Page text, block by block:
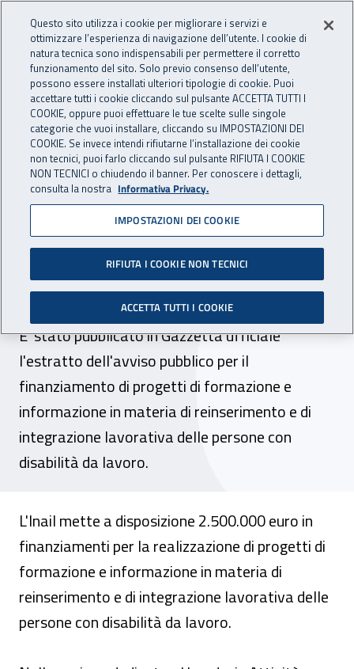
INAIL - Istituto Nazionale
Apri cerca
Navigazione principale
Navigazione - Ti trovi in:
Home Inail comunica Avvisi
Avviso pubblico per il
finanziamento di progetti di
formazione e informazione
per il reinserimento
lavorativo - edizione 2023
E' stato pubblicato in Gazzetta ufficiale
l'estratto dell'avviso pubblico per il
finanziamento di progetti di formazione e
informazione in materia di reinserimento e di
integrazione lavorativa delle persone con
disabilità da lavoro.
L'Inail mette a disposizione 2.500.000 euro in
finanziamenti per la realizzazione di progetti di
formazione e informazione in materia di
reinserimento e di integrazione lavorativa delle
persone con disabilità da lavoro.
Questo sito utilizza i cookie per migliorare i servizi e
ottimizzare l’esperienza di navigazione dell’utente. I cookie di
natura tecnica sono indispensabili per permettere il corretto
funzionamento del sito. Solo previo consenso dell’utente,
possono essere installati ulteriori tipologie di cookie. Puoi
accettare tutti i cookie cliccando sul pulsante ACCETTA TUTTI I
COOKIE, oppure puoi effettuare le tue scelte sulle singole
categorie che vuoi installare, cliccando su IMPOSTAZIONI DEI
COOKIE. Se invece intendi rifiutarne l’installazione dei cookie
non tecnici, puoi farlo cliccando sul pulsante RIFIUTA I COOKIE
NON TECNICI o chiudendo il banner. Per conoscere i dettagli,
consulta la nostra Informativa Privacy.
IMPOSTAZIONI DEI COOKIE
RIFIUTA I COOKIE NON TECNICI
ACCETTA TUTTI I COOKIE